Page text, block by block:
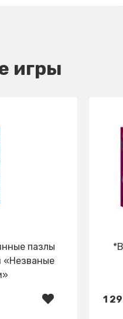
игры
пазлы
1